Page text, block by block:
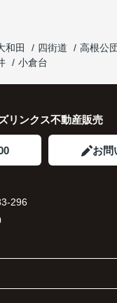
和田 四街道 高根公団
小倉台
リンクス不動産販売
お問
296